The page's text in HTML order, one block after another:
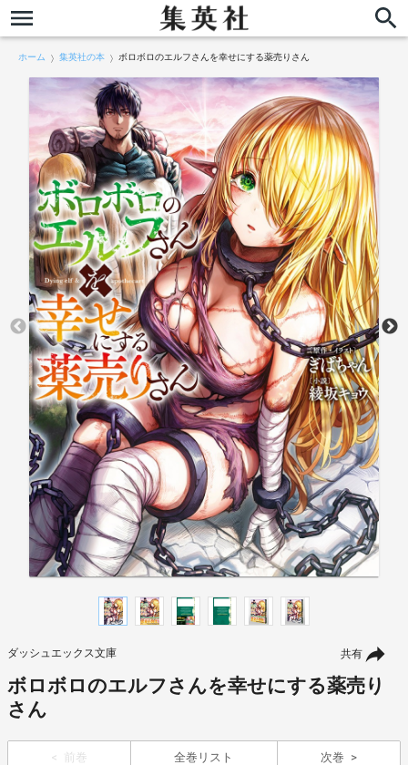
ホーム 集英社の本 ボロボロのエルフさんを幸せにする薬売りさん
共有
ダッシュエックス文庫
ボロボロのエルフさんを幸せにする薬売り
さん
前巻 全巻リスト 次巻